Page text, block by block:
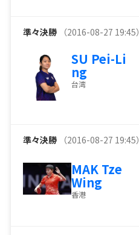
準々決勝 （2016-08-27 19:45）
SU Pei-Li
ng
台湾
準々決勝 （2016-08-27 19:45）
MAK Tze
Wing
香港